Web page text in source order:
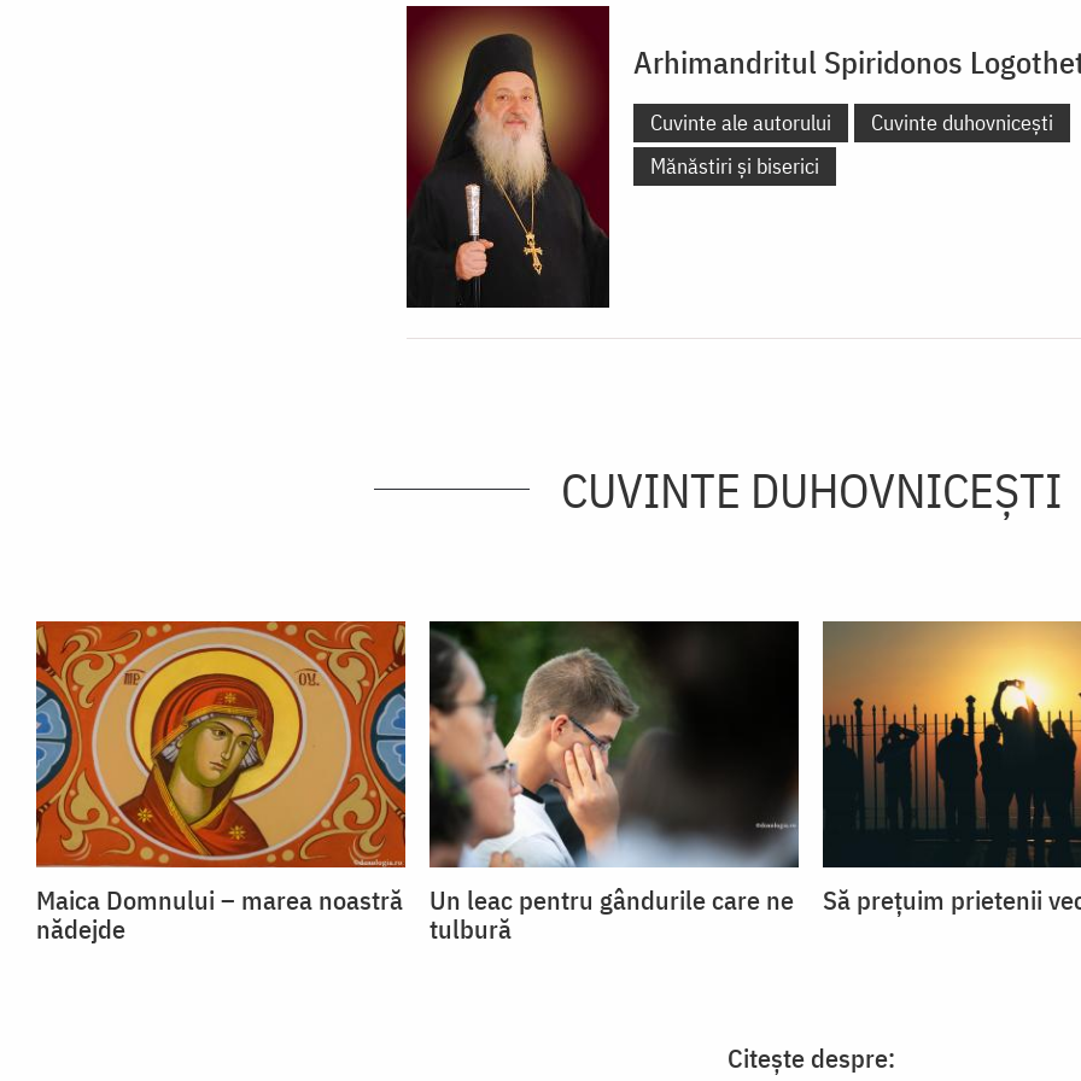
Arhimandritul Spiridonos
Cuvinte ale autorului
Cuvinte duhovnicești
Mănăstiri și biserici
CUVINTE DUHOVNICEȘTI
Maica Domnului – marea noastră
nădejde
Un leac pentru gândurile care ne
tulbură
Să prețuim prietenii
Citește despre: